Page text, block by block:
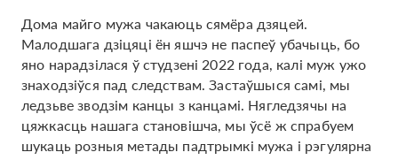
Дома майго мужа чакаюць сямёра дзяцей.
Малодшага дзіцяці ён яшчэ не паспеў убачыць, бо
яно нарадзілася ў студзені 2022 года, калі муж ужо
знаходзіўся пад следствам. Застаўшыся самі, мы
ледзьве зводзім канцы з канцамі. Нягледзячы на ​​
цяжкасць нашага становішча, мы ўсё ж спрабуем
шукаць розныя метады падтрымкі мужа і рэгулярна